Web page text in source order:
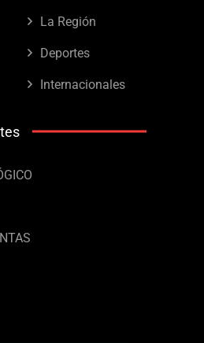
La Región
Deportes
Internacionales